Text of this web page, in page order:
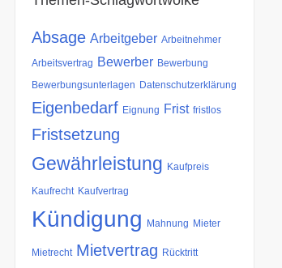
Absage Arbeitgeber Arbeitnehmer
Arbeitsvertrag Bewerber Bewerbung
Bewerbungsunterlagen Datenschutzerklärung
Eigenbedarf Eignung Frist fristlos
Fristsetzung
Gewährleistung Kaufpreis
Kaufrecht Kaufvertrag
Kündigung Mahnung Mieter
Mietrecht Mietvertrag Rücktritt